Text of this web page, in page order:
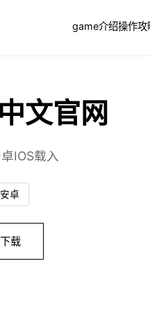
game介绍操作攻
文官网
IOS载入
安卓
载